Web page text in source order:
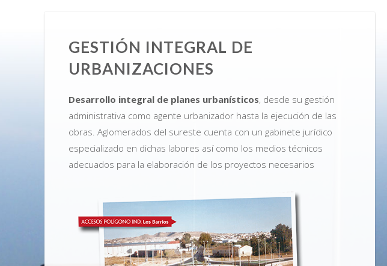
GESTIÓN INTEGRAL DE
URBANIZACIONES
Desarrollo integral de planes urbanísticos, desde su gestión
administrativa como agente urbanizador hasta la ejecución de las
obras. Aglomerados del sureste cuenta con un gabinete jurídico
especializado en dichas labores así como los medios técnicos
adecuados para la elaboración de los proyectos necesarios